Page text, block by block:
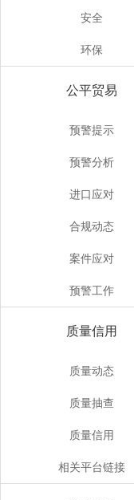
安全
环保
公平贸易
预警提示
预警分析
进口应对
合规动态
案件应对
预警工作
质量信用
质量动态
质量抽查
质量信用
相关平台链接